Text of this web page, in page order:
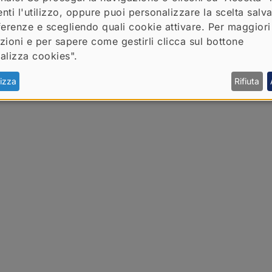
Sì (questa volta)
Manage privacy settings
internazionale comprende i 27 Stati membri
Norvegia, Liechtenstein, Macedonia del
oltre 160 Paesi di tutti i continenti, che
secondo determinati criteri e condizioni.
l'utilizzo, oppure puoi personalizzare la scelta
e scegliendo quali cookie attivare. Per maggiori
e per sapere come gestirli clicca sul bottone
cookies".
Rifiuta